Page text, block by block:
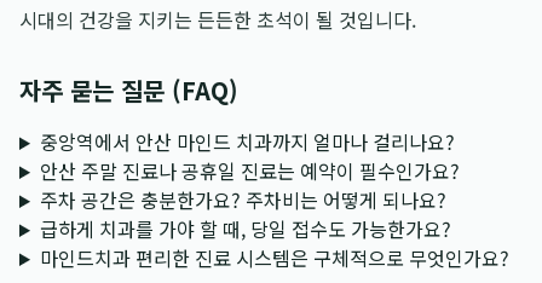
시대의 건강을 지키는 든든한 초석이 될 것입니다.
자주 묻는 질문 (FAQ)
중앙역에서 안산 마인드 치과까지 얼마나 걸리나요?
안산 주말 진료나 공휴일 진료는 예약이 필수인가요?
주차 공간은 충분한가요? 주차비는 어떻게 되나요?
급하게 치과를 가야 할 때, 당일 접수도 가능한가요?
마인드치과 편리한 진료 시스템은 구체적으로 무엇인가요?